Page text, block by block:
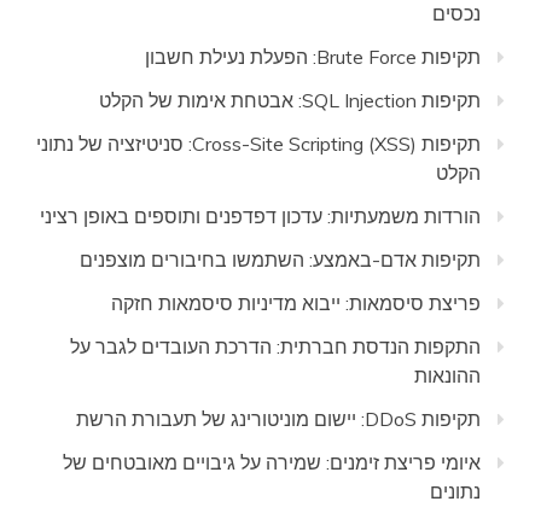
נכסים
תקיפות Brute Force: הפעלת נעילת חשבון
תקיפות SQL Injection: אבטחת אימות של הקלט
תקיפות Cross-Site Scripting (XSS): סניטיזציה של נתוני
הקלט
הורדות משמעתיות: עדכון דפדפנים ותוספים באופן רציני
תקיפות אדם-באמצע: השתמשו בחיבורים מוצפנים
פריצת סיסמאות: ייבוא מדיניות סיסמאות חזקה
התקפות הנדסת חברתית: הדרכת העובדים לגבר על
ההונאות
תקיפות DDoS: יישום מוניטורינג של תעבורת הרשת
איומי פריצת זימנים: שמירה על גיבויים מאובטחים של
נתונים